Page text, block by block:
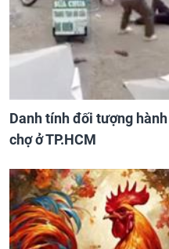
Danh tính đối tượng
chợ ở TP.HCM